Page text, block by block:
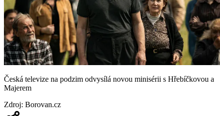
Česká televize na podzim odvysílá novou minisérii s Hřebíčkovou a
Majerem
Zdroj: Borovan.cz